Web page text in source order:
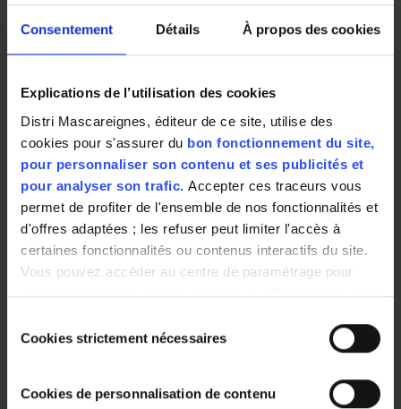
Consentement Détails À propos des cookies
Explications de l’utilisation des cookies
Distri Mascareignes, éditeur de ce site, utilise des
cookies pour s'assurer du bon fonctionnement du site,
pour personnaliser son contenu et ses publicités et
pour analyser son trafic. Accepter ces traceurs vous
permet de profiter de l'ensemble de nos fonctionnalités et
d'offres adaptées ; les refuser peut limiter l'accès à
certaines fonctionnalités ou contenus interactifs du site.
Vous pouvez accéder au centre de paramétrage pour
exprimer vos choix sur les cookies ou utiliser les boutons
valable uniquement sur ce site pour une durée de 6 mois.
Vous pouvez changer d'avis à tout moment en cliquant
sur le bouton "paramétrer les cookies" en bas de chaque
page de notre site.
duCookies strictement nécessaires
Cookies de personnalisation de contenu
rongeurs -
VULCANOTTO -
3,62 €
26.81 € / kg
Universelle
Flam'Up
3,76 €
73.73 € / kg